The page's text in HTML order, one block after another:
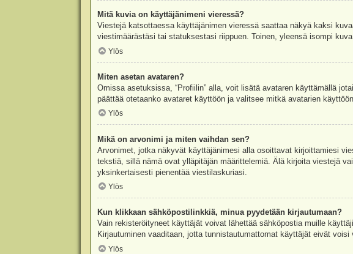
Mitä kuvia on käyttäjänimeni vieressä?
Viestejä katsottaessa käyttäjänimen vieressä saattaa näkyä kaksi
viestimäärästäsi tai statuksestasi riippuen. Toinen, yleensä isompi
Ylös
Miten asetan avataren?
Omissa asetuksissa, “Profiilin” alla, voit lisätä avataren käyttämällä
päättää otetaanko avataret käyttöön ja valitsee mitkä avatarien
Ylös
Mikä on arvonimi ja miten vaihdan sen?
Arvonimet, jotka näkyvät käyttäjänimesi alla osoittavat kirjoittamiesi
tekstiä, sillä nämä ovat ylläpitäjän määrittelemiä. Älä kirjoita viestejä
yksinkertaisesti pienentää viestilaskuriasi.
Ylös
Kun klikkaan sähköpostilinkkiä, minua pyydetään kirjautumaan?
Vain rekisteröityneet käyttäjät voivat lähettää sähköpostia muille
Kirjautuminen vaaditaan, jotta tunnistautumattomat käyttäjät eivät
Ylös